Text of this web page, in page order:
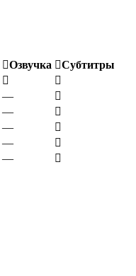
Озвучка
Субтитры
—
—
—
—
—